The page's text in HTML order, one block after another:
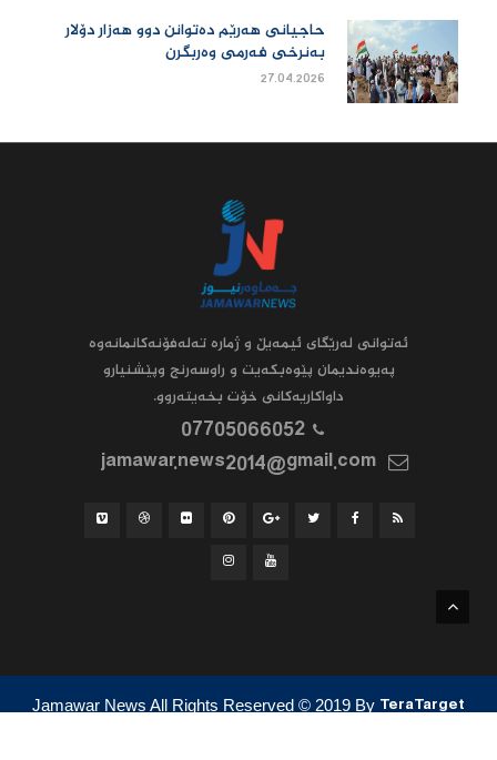
حاجیانی هەرێم دەتوانن دوو هەزار دۆلار
بەنرخی فەرمی وەربگرن
27.04.2026
ئه‌توانى له‌رێگاى ئیمه‌یڵ و ژماره‌ ته‌له‌فۆنه‌کانمانه‌وه‌
په‌یوه‌ندیمان پێوه‌بکه‌یت و راوسه‌رنج وپێشنیارو
داواکاریه‌کانى خۆت بخه‌یته‌روو.
07705066052
jamawar.news2014@gmail.com
Jamawar News All Rights Reserved © 2019 By TeraTarget